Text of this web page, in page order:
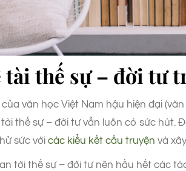
tài thế sự – đời tư
văn học Việt Nam hậu hiện đại
thế sự – đời tư vẫn luôn có sức hút.
sức với các kiểu kết cấu truyện và
tới thế sự – đời tư nên hầu hết các